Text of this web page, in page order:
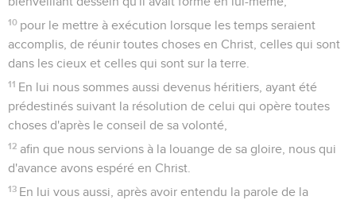
10 pour le mettre à exécution lorsque les temps seraient
accomplis, de réunir toutes choses en Christ, celles qui sont
dans les cieux et celles qui sont sur la terre.
11 En lui nous sommes aussi devenus héritiers, ayant été
prédestinés suivant la résolution de celui qui opère toutes
choses d'après le conseil de sa volonté,
12 afin que nous servions à la louange de sa gloire, nous qui
d'avance avons espéré en Christ.
13 En lui vous aussi, après avoir entendu la parole de la